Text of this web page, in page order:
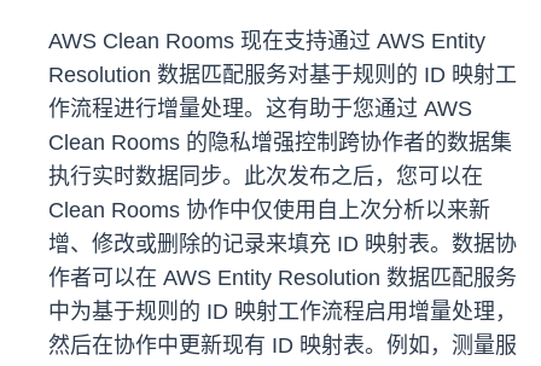
AWS Clean Rooms 现在支持通过 AWS Entity
Resolution 数据匹配服务对基于规则的 ID 映射工
作流程进行增量处理。这有助于您通过 AWS
Clean Rooms 的隐私增强控制跨协作者的数据集
执行实时数据同步。此次发布之后，您可以在
Clean Rooms 协作中仅使用自上次分析以来新
增、修改或删除的记录来填充 ID 映射表。数据协
作者可以在 AWS Entity Resolution 数据匹配服务
中为基于规则的 ID 映射工作流程启用增量处理，
然后在协作中更新现有 ID 映射表。例如，测量服